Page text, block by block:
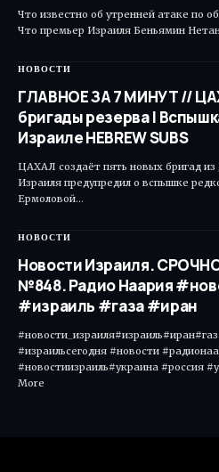
Что известно об утренней атаке по
Что премьер Израиля Беньямин
НОВОСТИ
ГЛАВНОЕ ЗА 7 МИНУТ //
бригады резерва |
Израиле HEBREW SUBS
ЦАХАЛ создаёт пять новых бригад
Израиля предупредил о вспышке
Ермоловой…
НОВОСТИ
Новости Израиля.
№848. Радио Наария
#израиль #газа #иран
#израильсегодня #новости
#новостиизраиль#украина #россия
More ​